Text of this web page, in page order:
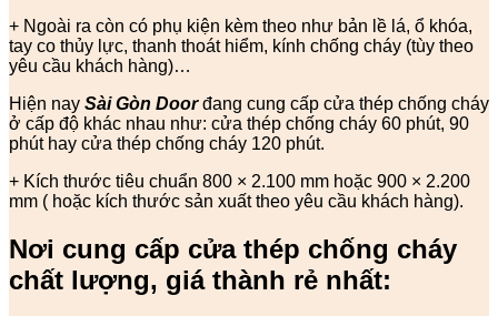
+ Ngoài ra còn có phụ kiện kèm theo như bản lề lá, ổ khóa,
tay co thủy lực, thanh thoát hiểm, kính chống cháy (tùy theo
yêu cầu khách hàng)…
Hiện nay Sài Gòn Doorđang cung cấp cửa thép chống cháy
ở cấp độ khác nhau như: cửa thép chống cháy 60 phút, 90
phút hay cửa thép chống cháy 120 phút.
+ Kích thước tiêu chuẩn 800 × 2.100 mm hoặc 900 × 2.200
mm ( hoặc kích thước sản xuất theo yêu cầu khách hàng).
Nơi cung cấp cửa thép chống cháy
chất lượng, giá thành rẻ nhất: